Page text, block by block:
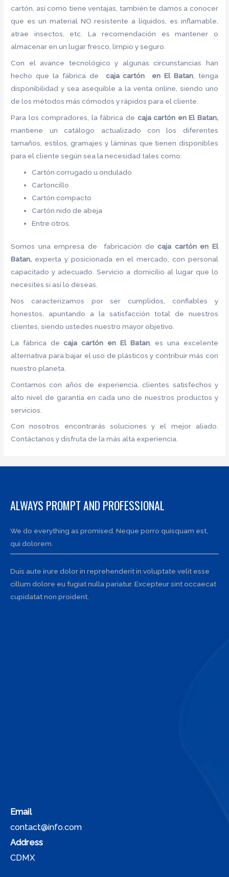
cartón, así como tiene ventajas, también te damos a conocer
que es un material NO resistente a líquidos, es inflamable,
atrae insectos, etc. La recomendación es mantener o
almacenar en un lugar fresco, limpio y seguro.
Con el avance tecnológico y algunas circunstancias han
hecho que la fábrica de caja cartón en El Batan , tenga
disponibilidad y sea asequible a la venta online, siendo uno
de los métodos más cómodos y rápidos para el cliente.
Para los compradores, la fábrica de caja cartón en El Batan,
mantiene un catálogo actualizado con los diferentes
tamaños, estilos, gramajes y láminas que tienen disponibles
para el cliente según sea la necesidad tales como:
Cartón corrugado u ondulado
Cartoncillo
Cartón compacto
Cartón nido de abeja
Entre otros.
Somos una empresa de fabricación decaja cartón en El
Batan, experta y posicionada en el mercado, con personal
capacitado y adecuado. Servicio a domicilio al lugar que lo
necesites si así lo deseas.
Nos caracterizamos por ser cumplidos, confiables y
honestos, apuntando a la satisfacción total de nuestros
clientes, siendo ustedes nuestro mayor objetivo.
La fábrica decaja cartón en El Batan, es una excelente
alternativa para bajar el uso de plásticos y contribuir más con
nuestro planeta.
Contamos con años de experiencia, clientes satisfechos y
alto nivel de garantía en cada uno de nuestros productos y
servicios.
Con nosotros encontrarás soluciones y el mejor aliado.
Contáctanos y disfruta de la más alta experiencia.
ALWAYS PROMPT AND PROFESSIONAL
We do everything as promised. Neque porro quisquam est,
qui dolorem.
Duis aute irure dolor in reprehenderit in voluptate velit esse
cillum dolore eu fugiat nulla pariatur. Excepteur sint occaecat
cupidatat non proident.
Email
contact@info.com
Address
CDMX